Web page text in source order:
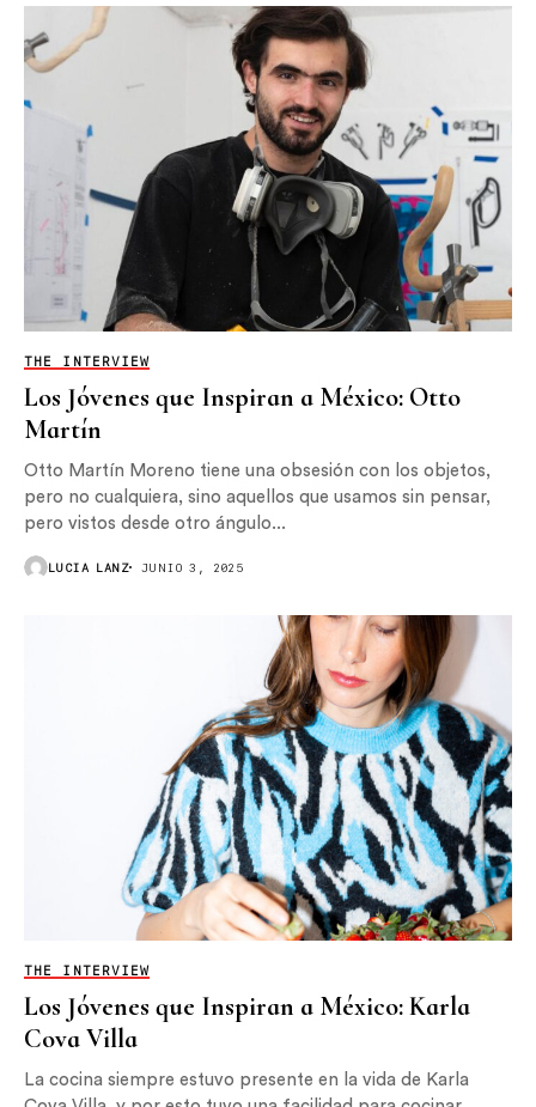
THE INTERVIEW
Los Jóvenes que Inspiran a México: Otto
Martín
Otto Martín Moreno tiene una obsesión con los objetos,
pero no cualquiera, sino aquellos que usamos sin pensar,
pero vistos desde otro ángulo...
LUCIA LANZ JUNIO 3, 2025
THE INTERVIEW
Los Jóvenes que Inspiran a México: Karla
Cova Villa
La cocina siempre estuvo presente en la vida de Karla